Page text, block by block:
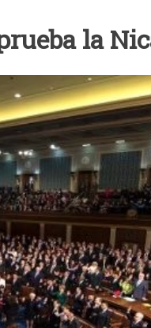
fallece tras ser arrollado
la